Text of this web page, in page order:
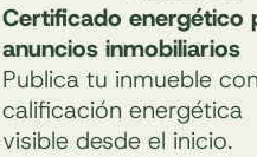
Certificado energético
anuncios inmobiliarios
Publica tu inmueble
calificación energética
visible desde el inicio.